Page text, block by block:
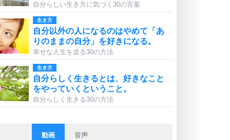
自分らしい生き方に気づく30の言葉
生き方
自分以外の人になるのはやめて「あ
りのままの自分」を好きになる。
幸せな人生を送る30の方法
生き方
自分らしく生きるとは、好きなこと
をやっていくということ。
自分らしく生きる30の方法
ストレス対策
動画 音声